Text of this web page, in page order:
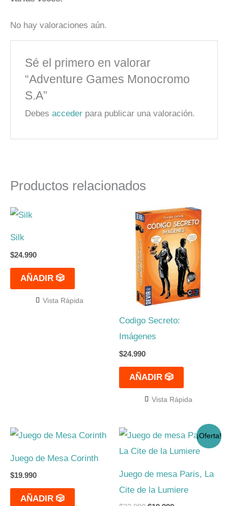
No hay valoraciones aún.
Sé el primero en valorar
“Adventure Games Monocromo
S.A”
Debesacceder para publicar una valoración.
Productos relacionados
Silk
$24.990
AÑADIR 🎲
Vista Rápida
Codigo Secreto:
Imágenes
$24.990
AÑADIR 🎲
Vista Rápida
Juego de Mesa Corinth
$19.990
AÑADIR 🎲
¡Oferta!
Juego de mesa Paris, La
Cite de la Lumiere
El
original
$23.990.
El
actual
$19.990.